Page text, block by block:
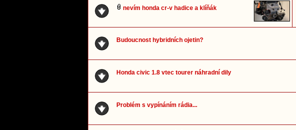
nevím honda cr-v hadice a klíňák
Budoucnost hybridních ojetin?
Honda civic 1.8 vtec tourer náhradní dily
Problém s vypínáním rádia...